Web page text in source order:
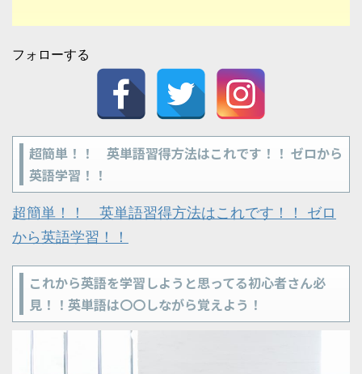
フォローする
超簡単！！ 英単語習得方法はこれです！！ ゼロから
英語学習！！
超簡単！！ 英単語習得方法はこれです！！ ゼロ
から英語学習！！
これから英語を学習しようと思ってる初心者さん必
見！！英単語は〇〇しながら覚えよう！